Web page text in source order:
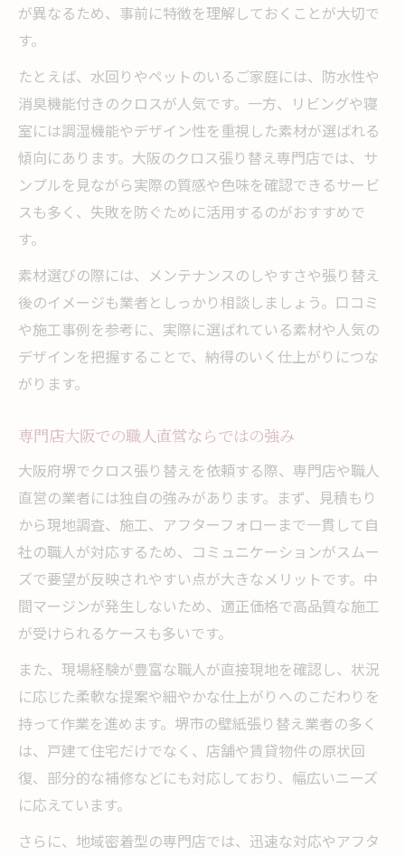
が異なるため、事前に特徴を理解しておくことが大切で
す。
たとえば、水回りやペットのいるご家庭には、防水性や
消臭機能付きのクロスが人気です。一方、リビングや寝
室には調湿機能やデザイン性を重視した素材が選ばれる
傾向にあります。大阪のクロス張り替え専門店では、サ
ンプルを見ながら実際の質感や色味を確認できるサービ
スも多く、失敗を防ぐために活用するのがおすすめで
す。
素材選びの際には、メンテナンスのしやすさや張り替え
後のイメージも業者としっかり相談しましょう。口コミ
や施工事例を参考に、実際に選ばれている素材や人気の
デザインを把握することで、納得のいく仕上がりにつな
がります。
専門店大阪での職人直営ならではの強み
大阪府堺でクロス張り替えを依頼する際、専門店や職人
直営の業者には独自の強みがあります。まず、見積もり
から現地調査、施工、アフターフォローまで一貫して自
社の職人が対応するため、コミュニケーションがスムー
ズで要望が反映されやすい点が大きなメリットです。中
間マージンが発生しないため、適正価格で高品質な施工
が受けられるケースも多いです。
また、現場経験が豊富な職人が直接現地を確認し、状況
に応じた柔軟な提案や細やかな仕上がりへのこだわりを
持って作業を進めます。堺市の壁紙張り替え業者の多く
は、戸建て住宅だけでなく、店舗や賃貸物件の原状回
復、部分的な補修などにも対応しており、幅広いニーズ
に応えています。
さらに、地域密着型の専門店では、迅速な対応やアフタ